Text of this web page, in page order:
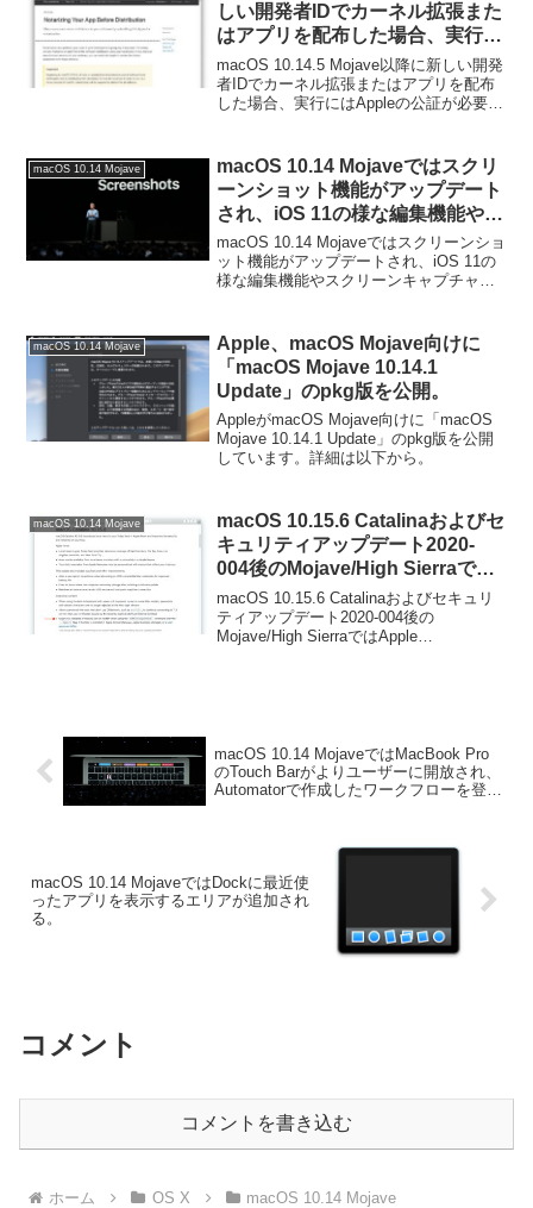
しい開発者IDでカーネル拡張また
はアプリを配布した場合、実行に
はAppleの公証が必要に。
macOS 10.14.5 Mojave以降に新しい開発
者IDでカーネル拡張またはアプリを配布
した場合、実行にはAppleの公証が必要に
macOS 10.14 Mojave
macOS 10.14 Mojaveではスクリ
ーンショット機能がアップデート
され、iOS 11の様な編集機能やス
クリーンキャプチャが可能に。
macOS 10.14 Mojaveではスクリーンショ
ット機能がアップデートされ、iOS 11の
様な編集機能やスクリーンキャプチャが
macOS 10.14 Mojave
Apple、macOS Mojave向けに
「macOS Mojave 10.14.1
Update」のpkg版を公開。
AppleがmacOS Mojave向けに「macOS
Mojave 10.14.1 Update」のpkg版を公開
しています。詳細は以下から。
macOS 10.14 Mojave
macOS 10.15.6 Catalinaおよびセ
キュリティアップデート2020-
004後のMojave/High Sierraでは
Apple School/Business
Managerに登録されたMacで再び
アップデート通知を無視する事が
macOS 10.15.6 Catalinaおよびセキュリ
ティアップデート2020-004後の
Mojave/High SierraではApple
macOS 10.14 MojaveではMacBook Pro
のTouch Barがよりユーザーに開放され、
Automatorで作成したワークフローを登録
macOS 10.14 MojaveではDockに最近使
ったアプリを表示するエリアが追加され
る。
コメント
コメントを書き込む
ホーム OS X macOS 10.14 Mojave